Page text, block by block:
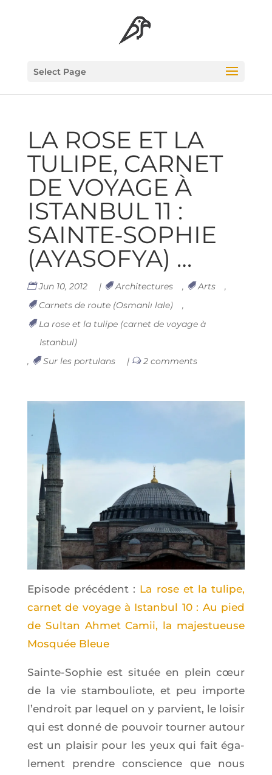
Select Page
LA ROSE ET LA
TULIPE, CAR­NET
DE VOYAGE À
ISTAN­BUL 11 :
SAINTE-SOPHIE
(AYA­SO­FYA) …
Jun 10, 2012 | Architectures , Arts
,
Carnets de route (Osmanlı lale)
,
La rose et la tulipe (carnet de voyage à
Istanbul)
,
Sur les portulans | 2 comments
Epi­sode pré­cé­dent : La rose et la tulipe,
car­net de voyage à Istan­bul 10 : Au pied
de Sul­tan Ahmet Camii, la majes­tueuse
Mos­quée Bleue
Sainte-Sophie est située en plein cœur
de la vie stam­bou­liote, et peu importe
l’en­droit par lequel on y par­vient, le loi­sir
qui est don­né de pou­voir tour­ner autour
est un plai­sir pour les yeux qui fait éga­
le­ment prendre conscience que nous